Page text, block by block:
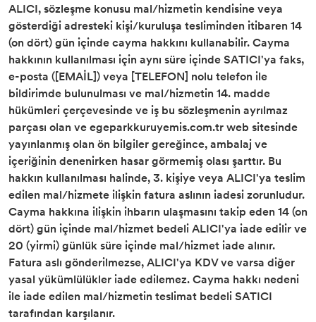
ALICI, sözleşme konusu mal/hizmetin kendisine veya
gösterdiği adresteki kişi/kuruluşa tesliminden itibaren 14
(on dört) gün içinde cayma hakkını kullanabilir. Cayma
hakkının kullanılması için aynı süre içinde SATICI'ya faks,
e-posta ([EMAİL]) veya [TELEFON] nolu telefon ile
bildirimde bulunulması ve mal/hizmetin 14. madde
hükümleri çerçevesinde ve iş bu sözleşmenin ayrılmaz
parçası olan ve egeparkkuruyemis.com.tr web sitesinde
yayınlanmış olan ön bilgiler gereğince, ambalaj ve
içeriğinin denenirken hasar görmemiş olası şarttır. Bu
hakkın kullanılması halinde, 3. kişiye veya ALICI'ya teslim
edilen mal/hizmete ilişkin fatura aslının iadesi zorunludur.
Cayma hakkına ilişkin ihbarın ulaşmasını takip eden 14 (on
dört) gün içinde mal/hizmet bedeli ALICI'ya iade edilir ve
20 (yirmi) günlük süre içinde mal/hizmet iade alınır.
Fatura aslı gönderilmezse, ALICI'ya KDV ve varsa diğer
yasal yükümlülükler iade edilemez. Cayma hakkı nedeni
ile iade edilen mal/hizmetin teslimat bedeli SATICI
tarafından karşılanır.